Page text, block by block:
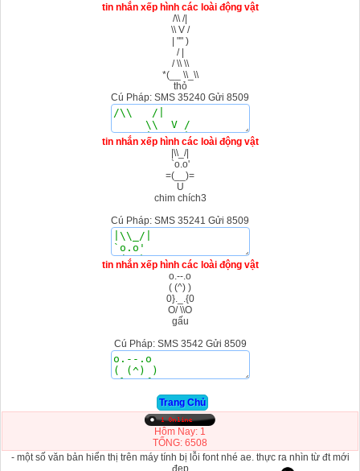
tin nhắn xếp hình các loài động vật
/\\ /|
\\ V /
| "" )
/ |
/ \\ \\
*(__ \\_\\
thỏ
Cú Pháp: SMS 35240 Gửi 8509
tin nhắn xếp hình các loài động vật
|\\_/|
`o.o'
=(__)=
U
chim chích3
Cú Pháp: SMS 35241 Gửi 8509
tin nhắn xếp hình các loài động vật
o.--.o
( (^) )
0}._.{0
O/ \\O
gấu
Cú Pháp: SMS 3542 Gửi 8509
Trang Chủ
Hôm Nay: 1
TỔNG: 6508
- một số văn bản hiển thị trên máy tính bị lỗi font nhé ae. thực ra nhìn từ đt mới